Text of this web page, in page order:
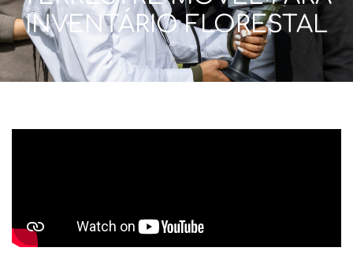
INVENTÁRIO FLORESTAL